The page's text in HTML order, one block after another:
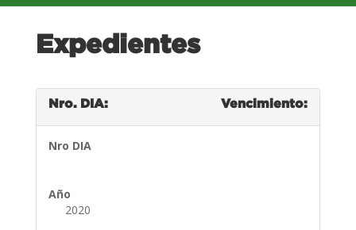
Expedientes
Nro. DIA: Vencimiento:
Nro DIA
Año
2020